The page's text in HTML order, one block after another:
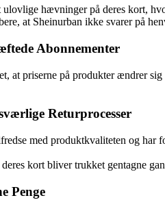
ulovlige hævninger på deres kort,
at Sheinurban ikke svarer på
Abonnementer
at priserne på produkter ændrer
Returprocesser
med produktkvaliteten og har
kort bliver trukket gentagne
Penge